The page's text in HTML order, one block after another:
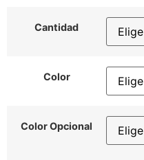
Cantidad
Color
Color Opcional